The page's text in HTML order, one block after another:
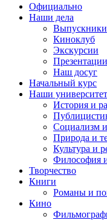
Официально
Наши дела
Выпускники
Киноклуб
Экскурсии
Презентации
Наш досуг
Начальный курс
Наши
История и
Социализм
Природа и
Культура и
Философия
Творчество
Книги
Романы и
Кино